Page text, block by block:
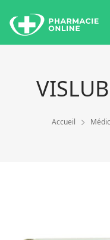
Accueil